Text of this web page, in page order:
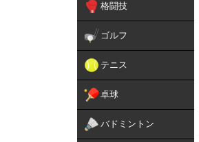
格闘技
ゴルフ
テニス
卓球
バドミントン